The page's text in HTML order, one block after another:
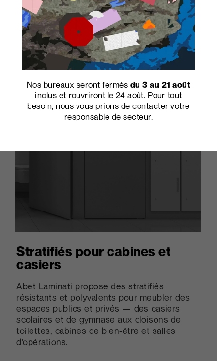
Stratifiés pour cabines et
casiers
Abet Laminati propose des stratifiés
résistants et polyvalents pour meubler des
espaces publics et privés — des casiers
scolaires et de gymnase aux cloisons de
toilettes, cabines de bien-être et salles
d’opérations.
Nos bureaux seront fermés du 3 au 21 août
inclus et rouvriront le 24 août. Pour tout
besoin, nous vous prions de contacter votre
responsable de secteur.